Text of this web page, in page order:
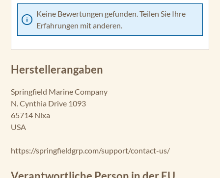
Keine Bewertungen gefunden. Teilen Sie Ihre
Erfahrungen mit anderen.
Herstellerangaben
Springfield Marine Company
N. Cynthia Drive 1093
65714 Nixa
USA
https://springfieldgrp.com/support/contact-us/